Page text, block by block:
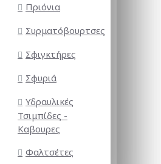
Πριόνια
Συρματόβουρτσες
Σφιγκτήρες
Σφυριά
Υδραυλικές
Τσιμπίδες -
Καβουρες
Φαλτσέτες